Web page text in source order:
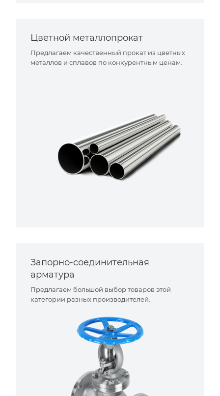
Цветной металлопрокат
Предлагаем качественный прокат из цветных
металлов и сплавов по конкурентным ценам.
Запорно-соединительная
арматура
Предлагаем большой выбор товаров этой
категории разных производителей.